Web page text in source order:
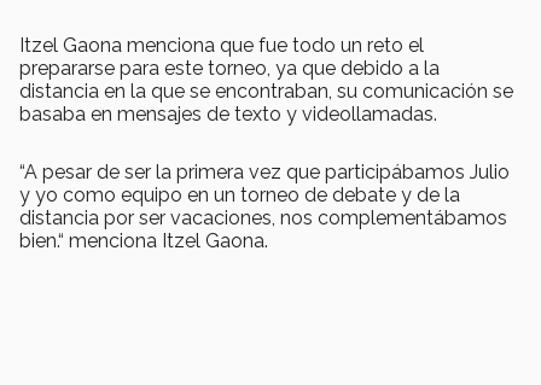
Itzel Gaona menciona que fue todo un reto el
prepararse para este torneo, ya que debido a la
distancia en la que se encontraban, su comunicación se
basaba en mensajes de texto y videollamadas.
“A pesar de ser la primera vez que participábamos Julio
y yo como equipo en un torneo de debate y de la
distancia por ser vacaciones, nos complementábamos
bien.“ menciona Itzel Gaona.